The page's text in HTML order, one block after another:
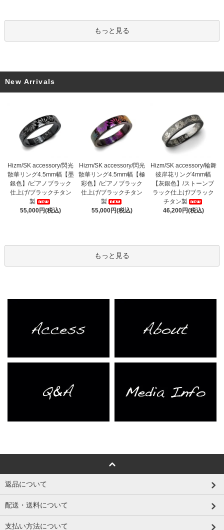
もっと見る
New Arrivals
Hizm/SK accessory/閃光
散華リング4.5mm幅【墨
銀色】/ピアノブラック
仕上げ/ブラックチタン
製
55,000円(税込)
Hizm/SK accessory/閃光
散華リング4.5mm幅【極
彩色】/ピアノブラック
仕上げ/ブラックチタン
製
55,000円(税込)
Hizm/SK accessory/輪舞
彼岸花リング4mm幅
【灰銀色】/ストーンブ
ラック仕上げ/ブラック
チタン製
46,200円(税込)
もっと見る
返品について
配送・送料について
支払い方法について